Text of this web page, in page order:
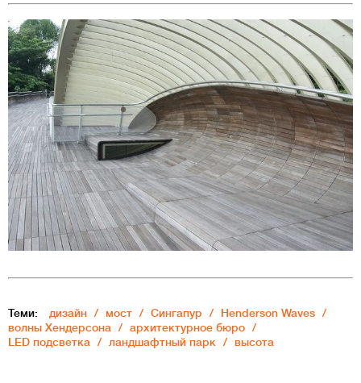
Теми: дизайн мост Сингапур
Henderson Waves
волны Хендерсона
архитектурное бюро
LED подсветка
ландшафтный парк высота